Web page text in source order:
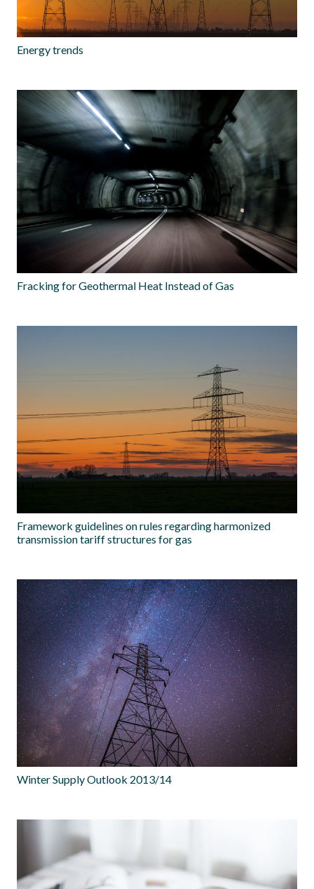
Energy trends
Fracking for Geothermal Heat Instead of Gas
Framework guidelines on rules regarding harmonized
transmission tariff structures for gas
Winter Supply Outlook 2013/14